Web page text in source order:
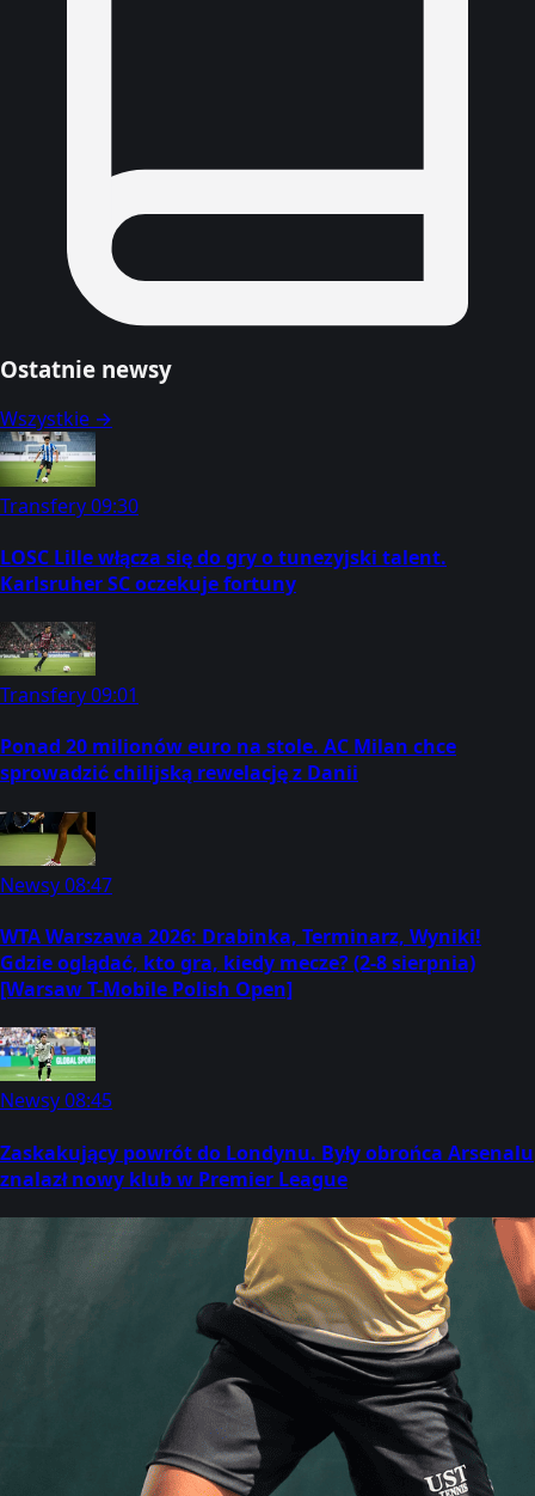
Ostatnie newsy
Wszystkie →
Transfery09:30
LOSC Lille włącza się do gry o tunezyjski talent.
Karlsruher SC oczekuje fortuny
Transfery09:01
Ponad 20 milionów euro na stole. AC Milan chce
sprowadzić chilijską rewelację z Danii
Newsy08:47
WTA Warszawa 2026: Drabinka, Terminarz, Wyniki!
Gdzie oglądać, kto gra, kiedy mecze? (2-8 sierpnia)
[Warsaw T-Mobile Polish Open]
Newsy08:45
Zaskakujący powrót do Londynu. Były obrońca Arsenalu
znalazł nowy klub w Premier League